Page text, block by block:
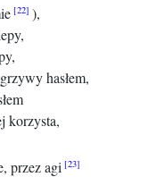
),
hasłem,
korzysta,
przez agi